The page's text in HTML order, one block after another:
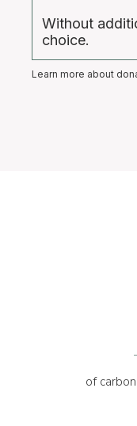
Without
choice.
Learn more about
of